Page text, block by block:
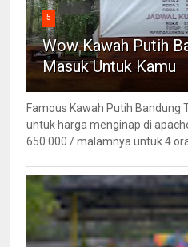
5
Wow Kawah Putih
Masuk Untuk Kamu
Famous Kawah Putih Bandung
untuk harga menginap di
650.000 / malamnya untuk 4